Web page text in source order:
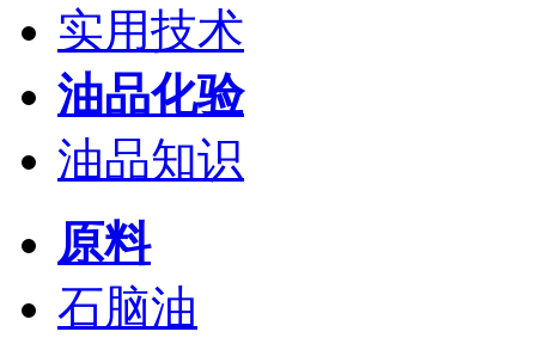
实用技术
油品化验
油品知识
原料
石脑油